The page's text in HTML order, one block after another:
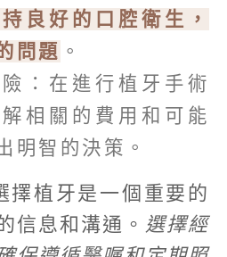
良好的口腔衛生，
問題 。
：在進行植牙手術
相關的費用和可能
明智的決策。
擇植牙是一個重要的
信息和溝通。 選擇經